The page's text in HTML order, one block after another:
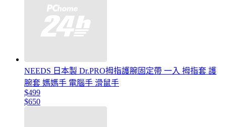
NEEDS 日本製 Dr.PRO拇指護腕固定帶 一入 拇指套 護
腕套 媽媽手 電腦手 滑鼠手
$499
$650